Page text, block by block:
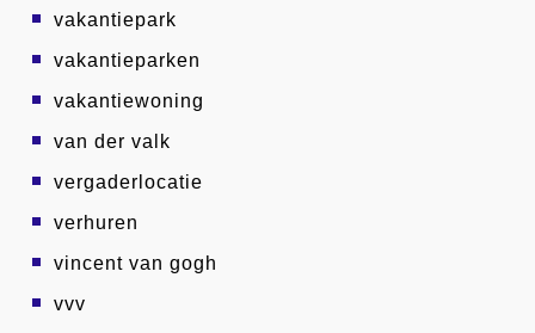
vakantiepark
vakantieparken
vakantiewoning
van der valk
vergaderlocatie
verhuren
vincent van gogh
vvv